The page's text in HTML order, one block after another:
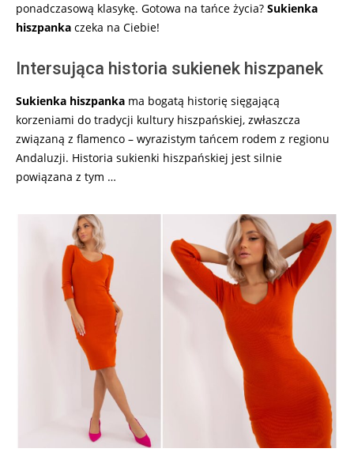
ponadczasową klasykę. Gotowa na tańce życia? Sukienka
hiszpanka czeka na Ciebie!
Intersująca historia sukienek hiszpanek
Sukienka hiszpanka ma bogatą historię sięgającą
korzeniami do tradycji kultury hiszpańskiej, zwłaszcza
związaną z flamenco – wyrazistym tańcem rodem z regionu
Andaluzji. Historia sukienki hiszpańskiej jest silnie
powiązana z tym …